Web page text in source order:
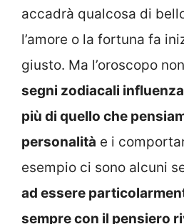
accadrà qualcosa di
l’amore o la fortuna fa
giusto. Ma l’oroscopo
segni zodiacali
più di quello che
personalità e i
esempio ci sono alcuni
ad essere
sempre con il pensiero